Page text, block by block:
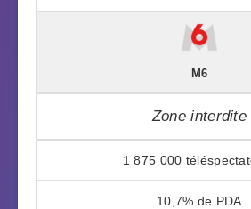
M6
Zone interdite
1 875 000
10,7%